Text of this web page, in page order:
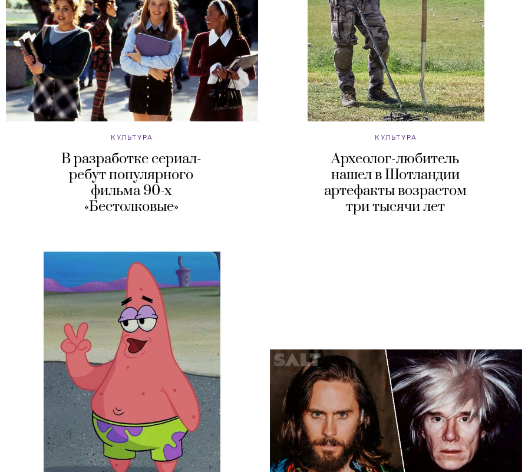
КУЛЬТУРА
В разработке сериал-
ребут популярного
фильма 90-х
«Бестолковые»
КУЛЬТУРА
Археолог-любитель
нашел в Шотландии
артефакты возрастом
три тысячи лет